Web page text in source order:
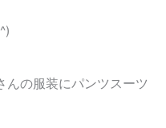
んの服装にパンツスーツ